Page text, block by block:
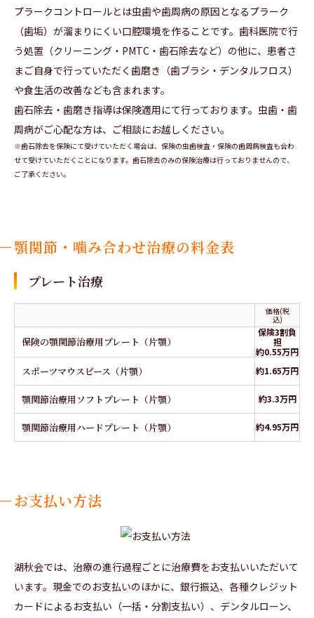
プラークコントロールとは虫歯や歯周病の原因となるプラーク
（歯垢）が溜まりにくい口腔環境を作ることです。歯科医院で行
う処置（クリーニング・PMTC・歯石除去など）の他に、患者さ
まご自身で行っていただく歯磨き（歯ブラシ・デンタルフロス）
や食生活の改善なども含まれます。
歯石除去・歯磨き指導は保険適用にて行っております。虫歯・歯
周病がご心配な方は、ご相談にお越しください。
※歯石除去を保険にて受けていただく場合は、保険の虫歯検査・保険の歯周病検査も合わ
せて受けていただくことになります。歯石除去のみの保険治療は行っておりませんので、
ご了承ください。
顎関節・噛み合わせ治療の料金表
プレート治療
価格(税
込)
保険の顎関節治療用プレート（片顎）
保険3割負
担
約0.55万円
スポーツマウスピース（片顎） 約1.65万円
顎関節治療用ソフトプレート（片顎） 約3.3万円
顎関節治療用ハードプレート（片顎） 約4.95万円
お支払い方法
湖秋会では、治療の進行過程ごとに治療費をお支払いいただいて
います。現金でのお支払いのほかに、銀行振込、各種クレジット
カードによるお支払い（一括・分割支払い）、デンタルローン、